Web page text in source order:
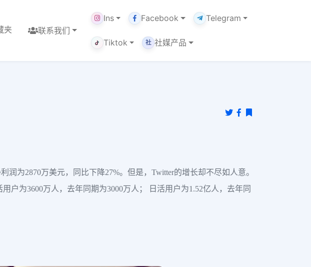
夹 联系我们
Ins Facebook Telegram
Tiktok 社 社媒产品
为2870万美元，同比下降27%。但是，Twitter的增长却不尽如人意。
户为3600万人，去年同期为3000万人； 日活用户为1.52亿人，去年同